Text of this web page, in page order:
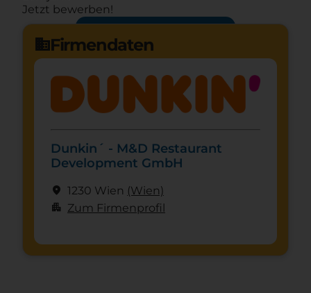
Jetzt bewerben!
domainFirmendaten
Dunkin´ - M&D Restaurant
Development GmbH
location_on 1230 Wien (Wien)
apartment Zum Firmenprofil